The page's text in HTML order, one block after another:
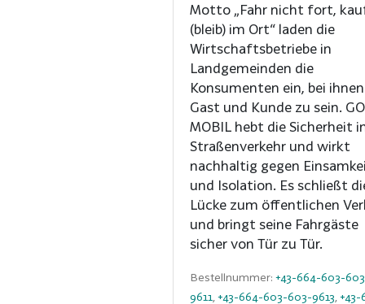
Motto „Fahr nicht fort,
(bleib) im Ort“ laden die
Wirtschaftsbetriebe in
Landgemeinden die
Konsumenten ein, bei ihnen
Gast und Kunde zu sein.
MOBIL hebt die Sicherheit
Straßenverkehr und wirkt
nachhaltig gegen
und Isolation. Es schließt
Lücke zum öffentlichen
und bringt seine Fahrgäste
sicher von Tür zu Tür.
Bestellnummer: +43-664-603-
9611 +43-664-603-603-9613 +43-